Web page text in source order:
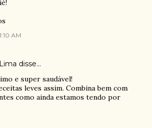
AM
disse…
e super saudável!
leves assim. Combina bem com
como ainda estamos tendo por